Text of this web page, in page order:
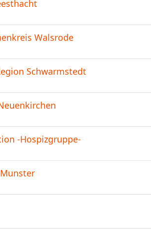
Walsrode
Schwarmstedt
-Hospizgruppe-